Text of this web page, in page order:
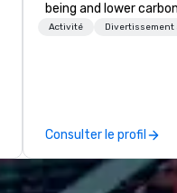
being and lower
Explore the world on
Activité Divertissement
Consulter le profil